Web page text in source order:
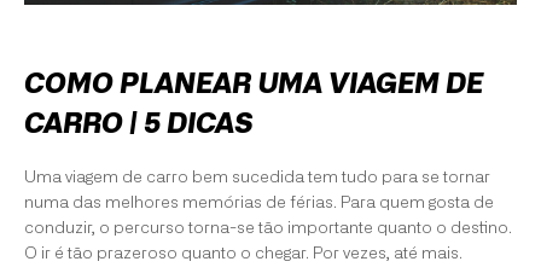
COMO PLANEAR UMA VIAGEM DE
CARRO | 5 DICAS
Uma viagem de carro bem sucedida tem tudo para se tornar
numa das melhores memórias de férias. Para quem gosta de
conduzir, o percurso torna-se tão importante quanto o destino.
O ir é tão prazeroso quanto o chegar. Por vezes, até mais.